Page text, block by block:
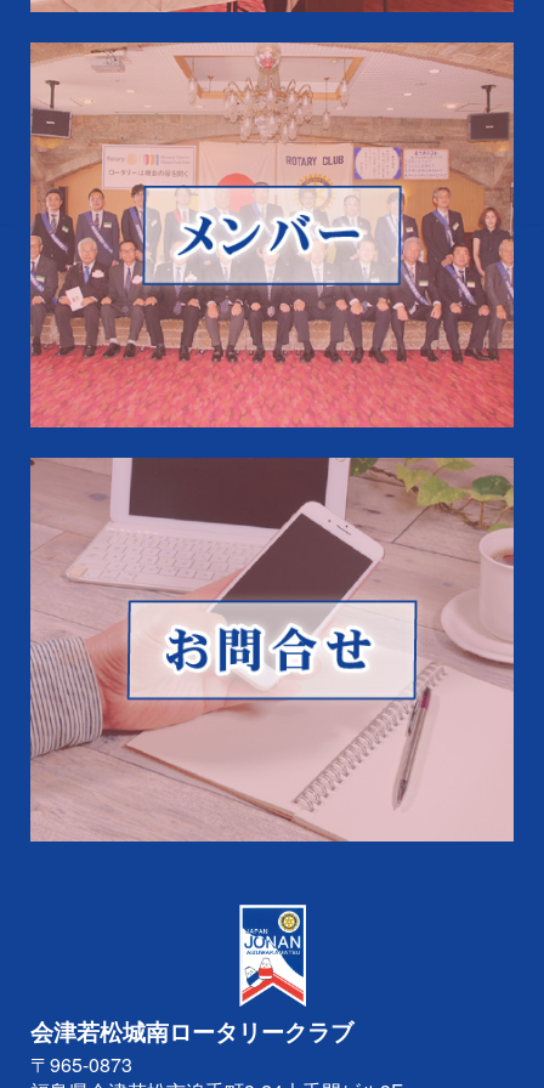
会津若松城南ロータリークラブ
〒965-0873